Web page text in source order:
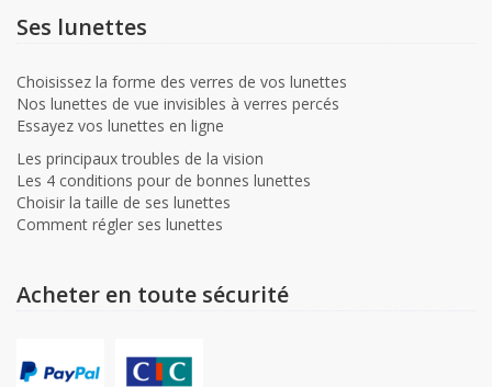
Ses lunettes
Choisissez la forme des verres de vos lunettes
Nos lunettes de vue invisibles à verres percés
Essayez vos lunettes en ligne
Les principaux troubles de la vision
Les 4 conditions pour de bonnes lunettes
Choisir la taille de ses lunettes
Comment régler ses lunettes
Acheter en toute sécurité